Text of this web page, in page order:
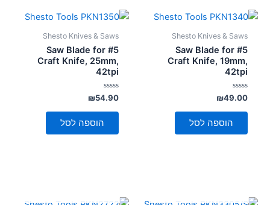
Shesto Knives & Saws
Saw Blade for #5
Craft Knife, 19mm,
42tpi
דורג
0
מתוך
₪49.00
הוספה לסל
Shesto Knives & Saws
Saw Blade for #5
Craft Knife, 25mm,
42tpi
דורג
0
מתוך
₪54.90
הוספה לסל